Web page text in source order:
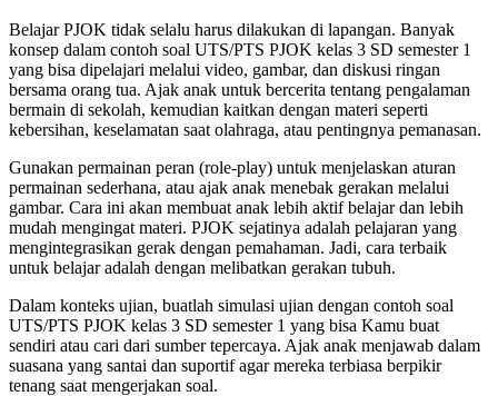
Belajar PJOK tidak selalu harus dilakukan di lapangan. Banyak
konsep dalam contoh soal UTS/PTS PJOK kelas 3 SD semester 1
yang bisa dipelajari melalui video, gambar, dan diskusi ringan
bersama orang tua. Ajak anak untuk bercerita tentang pengalaman
bermain di sekolah, kemudian kaitkan dengan materi seperti
kebersihan, keselamatan saat olahraga, atau pentingnya pemanasan.
Gunakan permainan peran (role-play) untuk menjelaskan aturan
permainan sederhana, atau ajak anak menebak gerakan melalui
gambar. Cara ini akan membuat anak lebih aktif belajar dan lebih
mudah mengingat materi. PJOK sejatinya adalah pelajaran yang
mengintegrasikan gerak dengan pemahaman. Jadi, cara terbaik
untuk belajar adalah dengan melibatkan gerakan tubuh.
Dalam konteks ujian, buatlah simulasi ujian dengan contoh soal
UTS/PTS PJOK kelas 3 SD semester 1 yang bisa Kamu buat
sendiri atau cari dari sumber tepercaya. Ajak anak menjawab dalam
suasana yang santai dan suportif agar mereka terbiasa berpikir
tenang saat mengerjakan soal.